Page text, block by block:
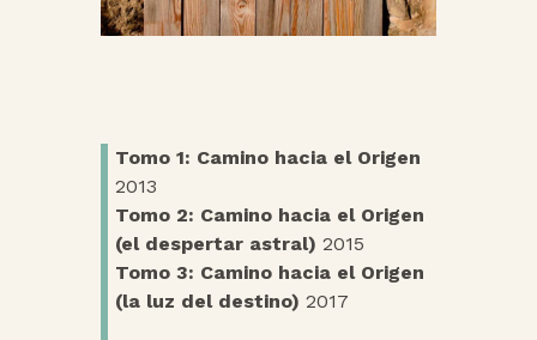
Tomo 1: Camino hacia el Origen
2013
Tomo 2: Camino hacia el Origen
(el despertar astral) 2015
Tomo 3: Camino hacia el Origen
(la luz del destino) 2017